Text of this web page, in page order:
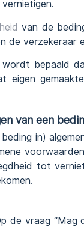
van de
de verzekeraar
bepaald
eigen
van een
in)
tot
de vraag “Mag